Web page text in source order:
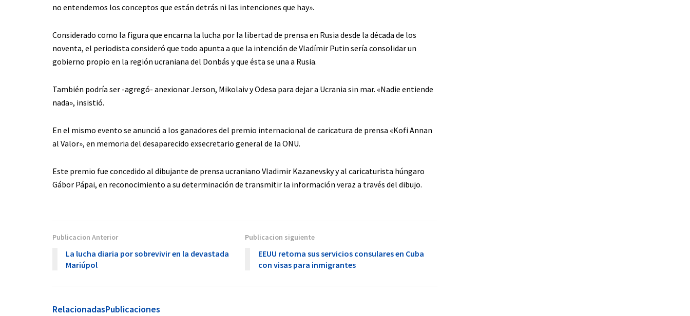
no entendemos los conceptos que están detrás ni las intenciones que hay».
Considerado como la figura que encarna la lucha por la libertad de prensa en Rusia desde la década de los
noventa, el periodista consideró que todo apunta a que la intención de Vladímir Putin sería consolidar un
gobierno propio en la región ucraniana del Donbás y que ésta se una a Rusia.
También podría ser -agregó- anexionar Jerson, Mikolaiv y Odesa para dejar a Ucrania sin mar. «Nadie entiende
nada», insistió.
En el mismo evento se anunció a los ganadores del premio internacional de caricatura de prensa «Kofi Annan
al Valor», en memoria del desaparecido exsecretario general de la ONU.
Este premio fue concedido al dibujante de prensa ucraniano Vladimir Kazanevsky y al caricaturista húngaro
Gábor Pápai, en reconocimiento a su determinación de transmitir la información veraz a través del dibujo.
Publicacion Anterior
La lucha diaria por sobrevivir en la devastada
Mariúpol
Publicacion siguiente
EEUU retoma sus servicios consulares en Cuba
con visas para inmigrantes
RelacionadasPublicaciones